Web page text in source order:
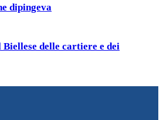
dipingeva
delle cartiere e dei